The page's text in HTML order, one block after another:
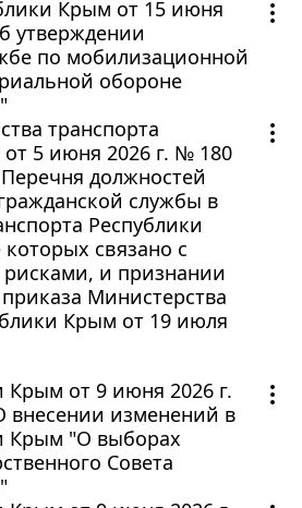
Крым от 15 июня
утверждении
по мобилизационной
обороне
транспорта
5 июня 2026 г. № 180
должностей
службы в
Республики
связано с
и признании
Министерства
Крым от 19 июля
Крым от 9 июня 2026 г.
внесении изменений в
Крым "О выборах
Совета